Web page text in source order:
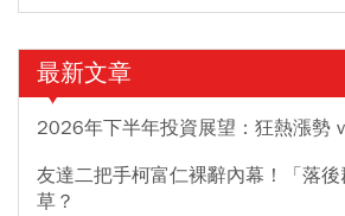
最新文章
2026年下半年投資展望：狂熱漲勢
友達二把手柯富仁裸辭內幕！「落
草？